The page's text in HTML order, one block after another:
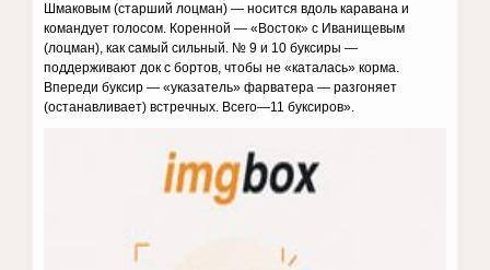
Шмаковым (старший лоцман) — носится вдоль каравана и
командует голосом. Коренной — «Восток» с Иванищевым
(лоцман), как самый сильный. № 9 и 10 буксиры —
поддерживают док с бортов, чтобы не «каталась» корма.
Впереди буксир — «указатель» фарватера — разгоняет
(останавливает) встречных. Всего—11 буксиров».